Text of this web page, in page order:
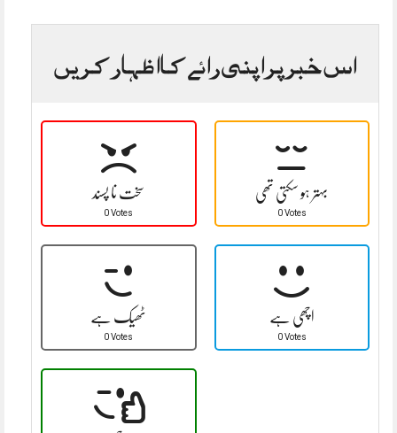
اس خبر پر اپنی رائے کا اظہار کریں
سخت نا پسند
0 Votes
بہتر ہو سکتی تھی
0 Votes
ٹھیک ہے
0 Votes
اچھی ہے
0 Votes